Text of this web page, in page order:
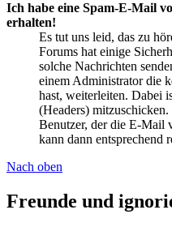
Ich habe eine Spam-E-Mail
erhalten!
Es tut uns leid, das zu
Forums hat einige
solche Nachrichten
einem Administrator die
hast, weiterleiten. Dabei
(Headers)
Benutzer, der die E-Mail
kann dann entsprechend
Nach oben
Freunde und